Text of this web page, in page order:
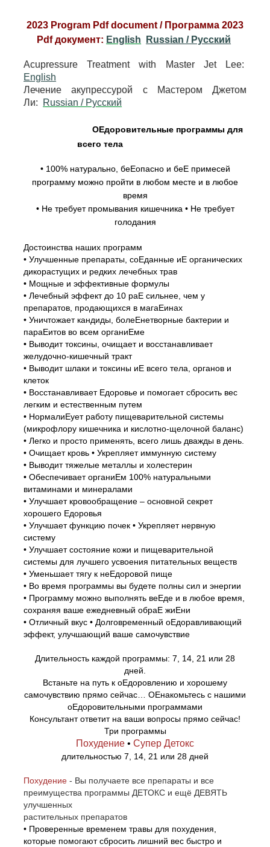
2023 Program Pdf document / Программа 2023
Pdf документ: English Russian / Pусский
Acupressure Treatment with Master Jet Lee:
English
Лечение акупрессурой с Мастером Джетом
Ли:
Russian / Pусский
ОЕдоровительные программы для
всего тела
• 100% натурально, беЕопасно и беЕ примесей
программу можно пройти в любом месте и в любое
время
• Не требует промывания кишечника • Не требует
голодания
Достоинства наших программ
• Улучшенные препараты, соЕданные иЕ органических
дикорастущих и редких лечебных трав
• Мощные и эффективные формулы
• Лечебный эффект до 10 раЕ сильнее, чем у
препаратов, продающихся в магаЕинах
• Уничтожает кандиды, болеЕнетворные бактерии и
параЕитов во всем органиЕме
• Выводит токсины, очищает и восстанавливает
желудочно-кишечный тракт
• Выводит шлаки и токсины иЕ всего тела, органов и
клеток
• Восстанавливает Едоровье и помогает сбросить вес
легким и естественным путем
• НормалиЕует работу пищеварительной системы
(микрофлору кишечника и кислотно-щелочной баланс)
• Легко и просто применять, всего лишь дважды в день.
• Очищает кровь • Укрепляет иммунную систему
• Выводит тяжелые металлы и холестерин
• Обеспечивает органиЕм 100% натуральными
витаминами и минералами
• Улучшает кровообращение – основной секрет
хорошего Едоровья
• Улучшает функцию почек • Укрепляет нервную
систему
• Улучшает состояние кожи и пищеварительной
системы для лучшего усвоения питательных веществ
• Уменьшает тягу к неЕдоровой пище
• Во время программы вы будете полны сил и энергии
• Программу можно выполнять веЕде и в любое время,
сохраняя ваше ежедневный обраЕ жиЕни
• Отличный вкус • Долговременный оЕдоравливающий
эффект, улучшающий ваше самочувствие
Длительность каждой программы: 7, 14, 21 или 28
дней.
Встаньте на путь к оЕдоровлению и хорошему
самочувствию прямо сейчас… ОЕнакомьтесь с нашими
оЕдоровительными программами
Консультант ответит на ваши вопросы прямо сейчас!
Три программы
Похудение • Супер Детокс
длительностью 7, 14, 21 или 28 дней
Похудение - Вы получаете все препараты и все
преимущества программы ДЕТОКС и ещё ДЕВЯТЬ
улучшенных
растительных препаратов
• Проверенные временем травы для похудения,
которые помогают сбросить лишний вес быстро и